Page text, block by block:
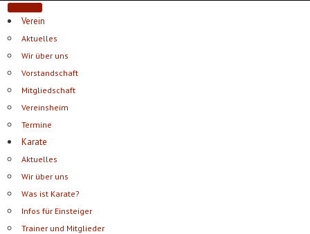
Verein
Aktuelles
Wir über uns
Vorstandschaft
Mitgliedschaft
Vereinsheim
Termine
Karate
Aktuelles
Wir über uns
Was ist Karate?
Infos für Einsteiger
Trainer und Mitglieder